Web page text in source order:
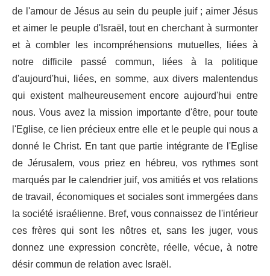
de l'amour de Jésus au sein du peuple juif ; aimer Jésus
et aimer le peuple d'Israël, tout en cherchant à surmonter
et à combler les incompréhensions mutuelles, liées à
notre difficile passé commun, liées à la politique
d'aujourd'hui, liées, en somme, aux divers malentendus
qui existent malheureusement encore aujourd'hui entre
nous. Vous avez la mission importante d'être, pour toute
l'Eglise, ce lien précieux entre elle et le peuple qui nous a
donné le Christ. En tant que partie intégrante de l'Eglise
de Jérusalem, vous priez en hébreu, vos rythmes sont
marqués par le calendrier juif, vos amitiés et vos relations
de travail, économiques et sociales sont immergées dans
la société israélienne. Bref, vous connaissez de l'intérieur
ces frères qui sont les nôtres et, sans les juger, vous
donnez une expression concrète, réelle, vécue, à notre
désir commun de relation avec Israël.